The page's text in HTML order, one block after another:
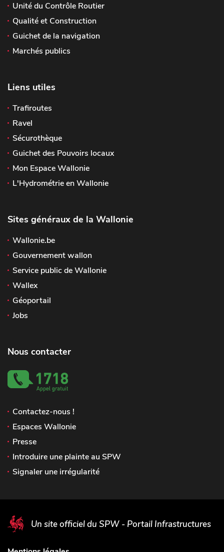
Unité du Contrôle Routier
Qualité et Construction
Guichet de la navigation
Marchés publics
Liens utiles
Trafiroutes
Ravel
Sécurothèque
Guichet des Pouvoirs locaux
Mon Espace Wallonie
L'Hydrométrie en Wallonie
Sites généraux de la Wallonie
Wallonie.be
Gouvernement wallon
Service public de Wallonie
Wallex
Géoportail
Jobs
Nous contacter
Contactez-nous !
Espaces Wallonie
Presse
Introduire une plainte au SPW
Signaler une irrégularité
Un site officiel du SPW - Portail Infrastructures